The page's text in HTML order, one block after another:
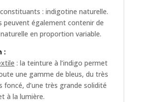
: indigotine naturelle.
peuvent également contenir de
naturelle en proportion variable.
:
: la teinture à l’indigo permet
une gamme de bleus, du très
foncé, d’une très grande solidité
à la lumière.